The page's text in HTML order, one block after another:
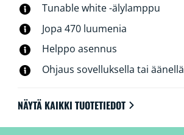
Tunable white -älylamppu
Jopa 470 luumenia
Helppo asennus
Ohjaus sovelluksella tai äänellä
NÄYTÄ KAIKKI TUOTETIEDOT